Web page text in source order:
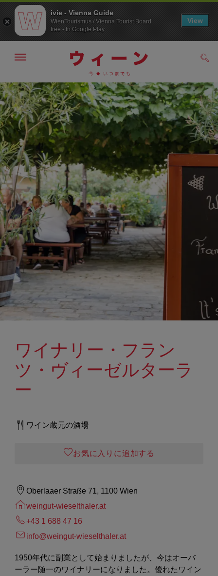
メ
ニ
ュ
ー
へ
こ
の
ペ
ー
ジ
の
ト
ッ
プ
へ
メ
ー
の
表
示・
非
表
示
す
る
ワイナリー・フラン
ツ・ヴィーゼルターラ
ー
ワイン蔵元の酒場
お気に入りに追加する
Oberlaaer Straße 71, 1100 Wien
weingut-wieselthaler.at
+43 1 688 47 16
info@weingut-wieselthaler.at
1950年代に副業として始まりましたが、今はオーバ
ーラー随一のワイナリーになりました。優れたワイン
ivie - Vienna Guide
WienTourismus / Vienna Tourist Board
free - In Google Play
View